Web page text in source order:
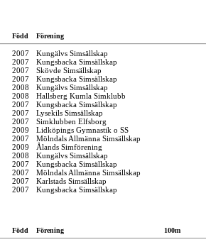
Född Förening
2007 Kungälvs Simsällskap
2007 Kungsbacka Simsällskap
2007 Skövde Simsällskap
2007 Kungsbacka Simsällskap
2008 Kungälvs Simsällskap
2008 Hallsberg Kumla Simklubb
2007 Kungsbacka Simsällskap
2007 Lysekils Simsällskap
2007 Simklubben Elfsborg
2009 Lidköpings Gymnastik o SS
2007 Mölndals Allmänna Simsällskap
2009 Ålands Simförening
2008 Kungälvs Simsällskap
2007 Kungsbacka Simsällskap
2007 Mölndals Allmänna Simsällskap
2007 Karlstads Simsällskap
2007 Kungsbacka Simsällskap
Född Förening 100m